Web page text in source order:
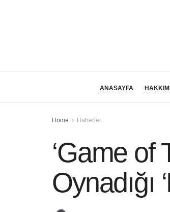
ANASAYFA
Home Haberler
‘Game of
Oynadığı